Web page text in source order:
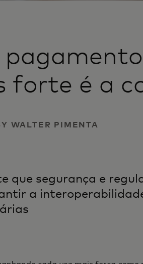
forte é a
WALTER PIMENTA
que segurança e
a